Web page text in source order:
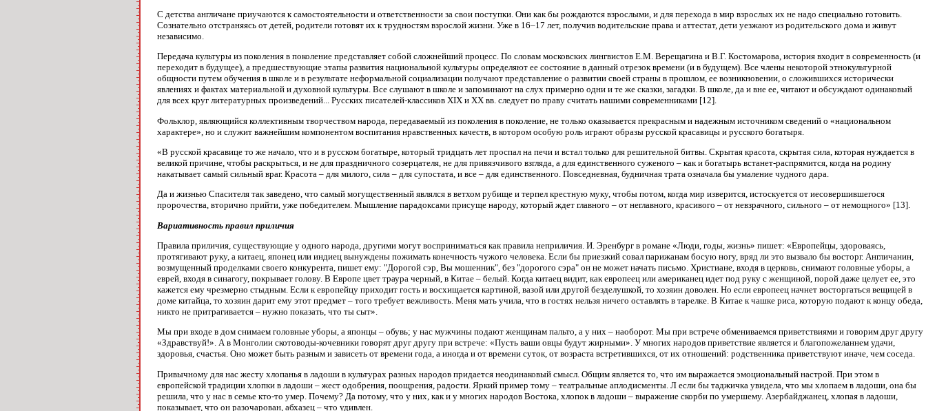
С детства англичане приучаются к самостоятельности и ответственности за свои поступки. Они как бы рождаются взрослыми, и для перехода в мир взрослых их не надо специально готовить.
Сознательно отстраняясь от детей, родители готовят их к трудностям взрослой жизни. Уже в 16–17 лет, получив водительские права и аттестат, дети уезжают из родительского дома и живут
независимо.
Передача культуры из поколения в поколение представляет собой сложнейший процесс. По словам московских лингвистов Е.М. Верещагина и В.Г. Костомарова, история входит в современность (и
переходит в будущее), а предшествующие этапы развития национальной культуры определяют ее состояние в данный отрезок времени (и в будущем). Все члены некоторой этнокультурной
общности путем обучения в школе и в результате неформальной социализации получают представление о развитии своей страны в прошлом, ее возникновении, о сложившихся исторически
явлениях и фактах материальной и духовной культуры. Все слушают в школе и запоминают на слух примерно одни и те же сказки, загадки. В школе, да и вне ее, читают и обсуждают одинаковый
для всех круг литературных произведений... Русских писателей-классиков XIX и XX вв. следует по праву считать нашими современниками [12].
Фольклор, являющийся коллективным творчеством народа, передаваемый из поколения в поколение, не только оказывается прекрасным и надежным источником сведений о «национальном
характере», но и служит важнейшим компонентом воспитания нравственных качеств, в котором особую роль играют образы русской красавицы и русского богатыря.
«В русской красавице то же начало, что и в русском богатыре, который тридцать лет проспал на печи и встал только для решительной битвы. Скрытая красота, скрытая сила, которая нуждается в
великой причине, чтобы раскрыться, и не для праздничного созерцателя, не для привязчивого взгляда, а для единственного суженого – как и богатырь встанет-распрямится, когда на родину
накатывает самый сильный враг. Красота – для милого, сила – для супостата, и все – для единственного. Повседневная, будничная трата означала бы умаление чудного дара.
Да и жизнью Спасителя так заведено, что самый могущественный являлся в ветхом рубище и терпел крестную муку, чтобы потом, когда мир изверится, истоскуется от иесовершившегося
пророчества, вторично прийти, уже победителем. Мышление парадоксами присуще народу, который ждет главного – от неглавного, красивого – от невзрачного, сильного – от немощного» [13].
Вариативность правил приличия
Правила приличия, существующие у одного народа, другими могут восприниматься как правила неприличия. И. Эренбург в романе «Люди, годы, жизнь» пишет: «Европейцы, здороваясь,
протягивают руку, а китаец, японец или индиец вынуждены пожимать конечность чужого человека. Если бы приезжий совал парижанам босую ногу, вряд ли это вызвало бы восторг. Англичанин,
возмущенный проделками своего конкурента, пишет ему: "Дорогой сэр, Вы мошенник", без "дорогого сэра" он не может начать письмо. Христиане, входя в церковь, снимают головные уборы, а
еврей, входя в синагогу, покрывает голову. В Европе цвет траура черный, в Китае – белый. Когда китаец видит, как европеец или американец идет под руку с женщиной, порой даже целует ее, это
кажется ему чрезмерно стыдным. Если к европейцу приходит гость и восхищается картиной, вазой или другой безделушкой, то хозяин доволен. Но если европеец начнет восторгаться вещицей в
доме китайца, то хозяин дарит ему этот предмет – того требует вежливость. Меня мать учила, что в гостях нельзя ничего оставлять в тарелке. В Китае к чашке риса, которую подают к концу обеда,
никто не притрагивается – нужно показать, что ты сыт».
Мы при входе в дом снимаем головные уборы, а японцы – обувь; у нас мужчины подают женщинам пальто, а у них – наоборот. Мы при встрече обмениваемся приветствиями и говорим друг другу
«Здравствуй!». А в Монголии скотоводы-кочевники говорят друг другу при встрече: «Пусть ваши овцы будут жирными». У многих народов приветствие является и благопожеланнем удачи,
здоровья, счастья. Оно может быть разным и зависеть от времени года, а иногда и от времени суток, от возраста встретившихся, от их отношений: родственника приветствуют иначе, чем соседа.
Привычному для нас жесту хлопанья в ладоши в культурах разных народов придается неодинаковый смысл. Общим является то, что им выражается эмоциональный настрой. При этом в
европейской традиции хлопки в ладоши – жест одобрения, поощрения, радости. Яркий пример тому – театральные аплодисменты. Л если бы таджичка увидела, что мы хлопаем в ладоши, она бы
решила, что у нас в семье кто-то умер. Почему? Да потому, что у них, как и у многих народов Востока, хлопок в ладоши – выражение скорби по умершему. Азербайджанец, хлопая в ладоши,
показывает, что он разочарован, абхазец – что удивлен.